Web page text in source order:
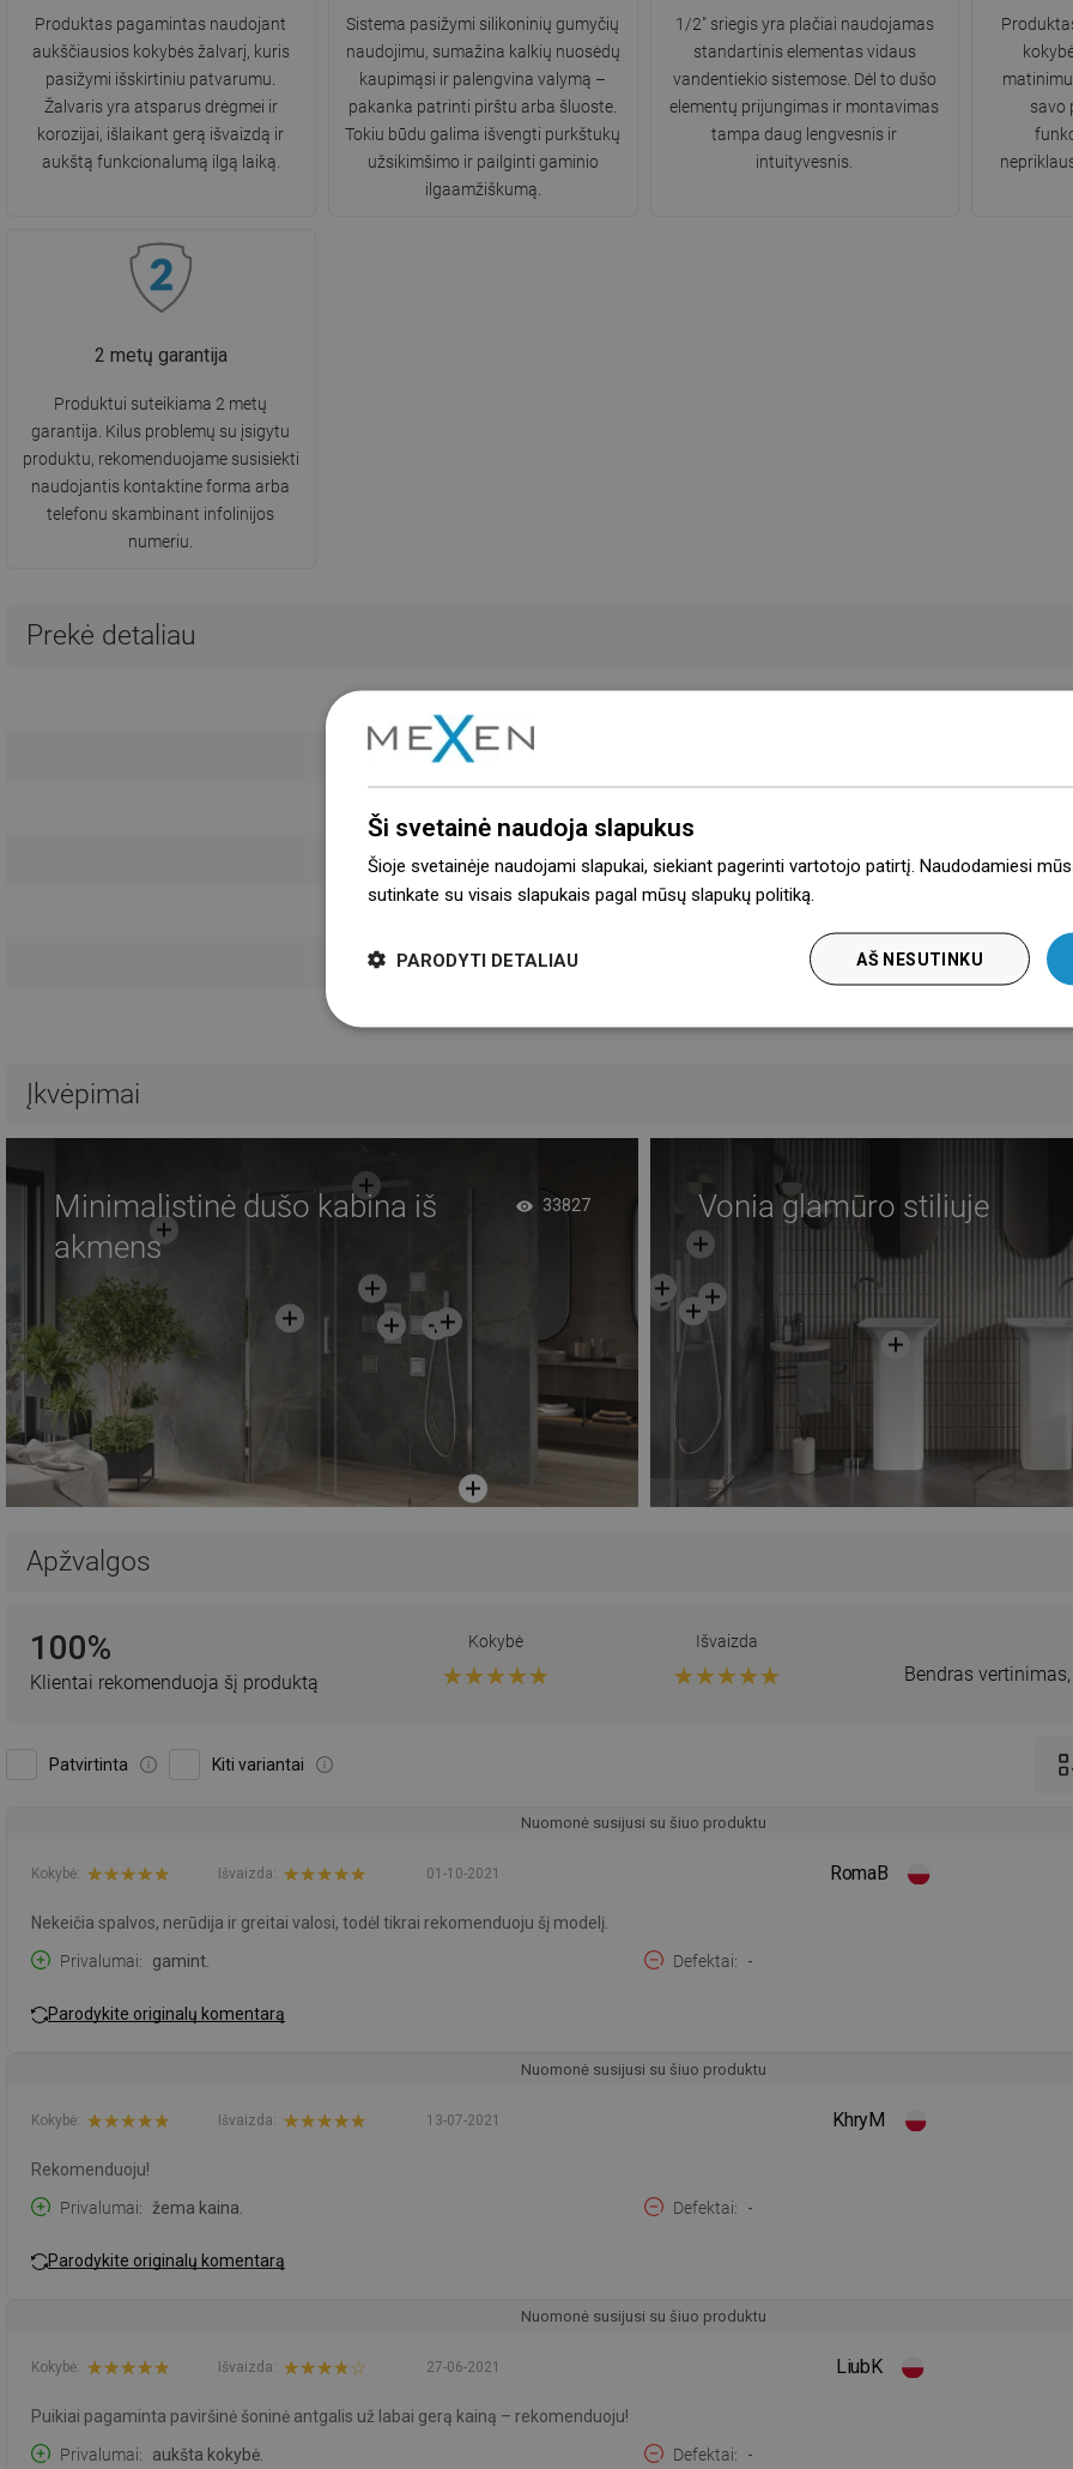
Produktas pagamintas naudojant
aukščiausios kokybės žalvarį, kuris
pasižymi išskirtiniu patvarumu.
Žalvaris yra atsparus drėgmei ir
korozijai, išlaikant gerą išvaizdą ir
aukštą funkcionalumą ilgą laiką.
Sistema pasižymi silikoninių gumyčių
naudojimu, sumažina kalkių nuosėdų
kaupimąsi ir palengvina valymą –
pakanka patrinti pirštu arba šluoste.
Tokiu būdu galima išvengti purkštukų
užsikimšimo ir pailginti gaminio
ilgaamžiškumą.
1/2" sriegis yra plačiai naudojamas
standartinis elementas vidaus
vandentiekio sistemose. Dėl to dušo
elementų prijungimas ir montavimas
tampa daug lengvesnis ir
intuityvesnis.
savo
2 metų garantija
Produktui suteikiama 2 metų
garantija. Kilus problemų su įsigytu
produktu, rekomenduojame susisiekti
naudojantis kontaktine forma arba
telefonu skambinant infolinijos
numeriu.
Prekė detaliau
Naudojimo instrukcija Atsisiųskite
Saugos informacija Atsisiųskite
Garantijos sąlygos
Įkvėpimai
Minimalistinė dušo kabina iš
akmens
33827 Vonia glamūro stiliuje
Apžvalgos
100%
Klientai rekomenduoja šį produktą
Kokybė Išvaizda
Bendras
Patvirtinta Kiti variantai
Nuomonė susijusi su šiuo produktu
RomaB
01-10-2021
Kokybė: Išvaizda:
Nekeičia spalvos, nerūdija ir greitai valosi, todėl tikrai rekomenduoju šį modelį.
Privalumai
gamint. Defektai -
Parodykite originalų komentarą
Nuomonė susijusi su šiuo produktu
KhryM
13-07-2021
Kokybė: Išvaizda:
Rekomenduoju!
Privalumai
žema kaina. Defektai -
Parodykite originalų komentarą
Nuomonė susijusi su šiuo produktu
LiubK
27-06-2021
Kokybė: Išvaizda:
Puikiai pagaminta paviršinė šoninė antgalis už labai gerą kainą – rekomenduoju!
Privalumai
aukšta kokybė. Defektai -
Ši svetainė naudoja slapukus
Šioje svetainėje naudojami slapukai, siekiant pagerinti vartotojo patirtį. Naudodamiesi
sutinkate su visais slapukais pagal mūsų slapukų politiką.
AŠ NESUTINKU
PARODYTI DETALIAU